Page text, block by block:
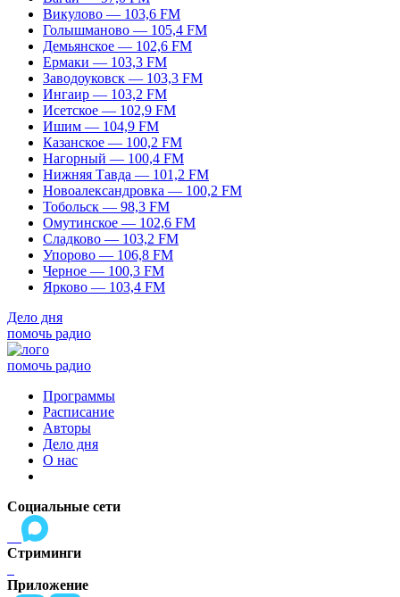
Викулово — 103,6 FM
Голышманово — 105,4 FM
Демьянское — 102,6 FM
Ермаки — 103,3 FM
Заводоуковск — 103,3 FM
Ингаир — 103,2 FM
Исетское — 102,9 FM
Ишим — 104,9 FM
Казанское — 100,2 FM
Нагорный — 100,4 FM
Нижняя Тавда — 101,2 FM
Новоалександровка — 100,2 FM
Тобольск — 98,3 FM
Омутинское — 102,6 FM
Сладково — 103,2 FM
Упорово — 106,8 FM
Черное — 100,3 FM
Ярково — 103,4 FM
Дело дня
помочь радио
помочь радио
Программы
Расписание
Авторы
Дело дня
О нас
Социальные сети
Стриминги
Приложение